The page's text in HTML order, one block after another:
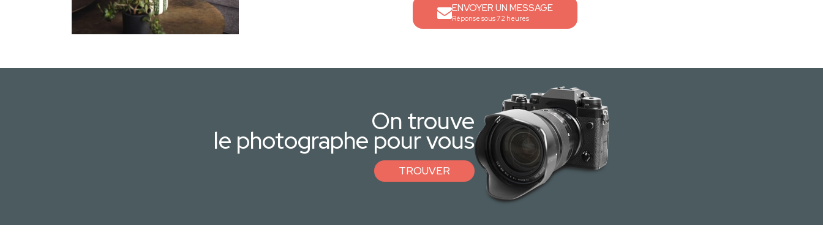
ENVOYER UN MESSAGE
Réponse sous 72 heures
On trouve
le photographe pour vous
TROUVER